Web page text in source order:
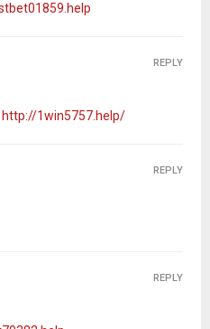
http://1win5757.help/
REPLY
REPLY
REPLY